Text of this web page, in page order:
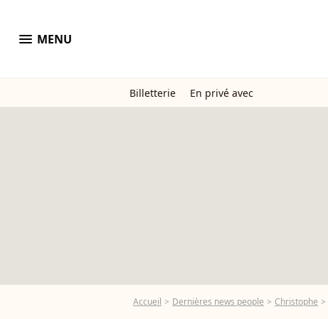
menu MENU
Billetterie En privé avec
Accueil Dernières news people Christophe